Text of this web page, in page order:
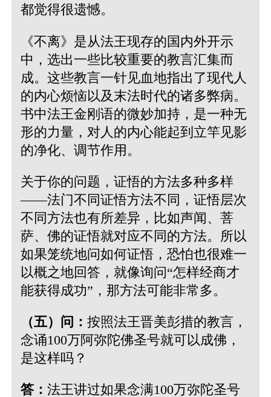
都觉得很遗憾。
《不离》是从法王现存的国内外开示
中，选出一些比较重要的教言汇集而
成。这些教言一针见血地指出了现代人
的内心烦恼以及末法时代的诸多弊病。
书中法王金刚语的微妙加持，是一种无
形的力量，对人的内心能起到立竿见影
的净化、调节作用。
关于你的问题，证悟的方法多种多样
——法门不同证悟方法不同，证悟层次
不同方法也有所差异，比如声闻、菩
萨、佛的证悟就对应不同的方法。所以
如果笼统地问如何证悟，恐怕也很难一
以概之地回答，就像询问“怎样经商才
能获得成功”，那方法可能非常多。
（五）问： 按照法王晋美彭措的教言，
念诵100万阿弥陀佛圣号就可以成佛，
是这样吗？
答： 法王讲过如果念满100万弥陀圣号